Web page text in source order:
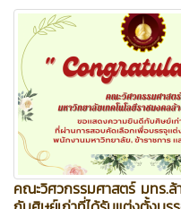
คณะวิศวกรรมศาสตร์ มทร.